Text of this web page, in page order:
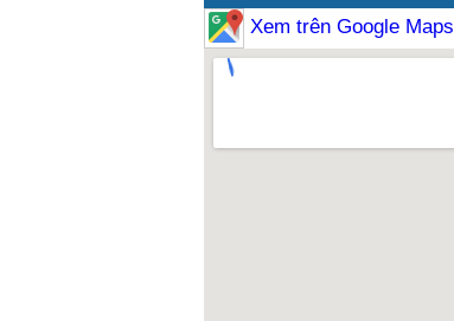
Xem trên Google Maps